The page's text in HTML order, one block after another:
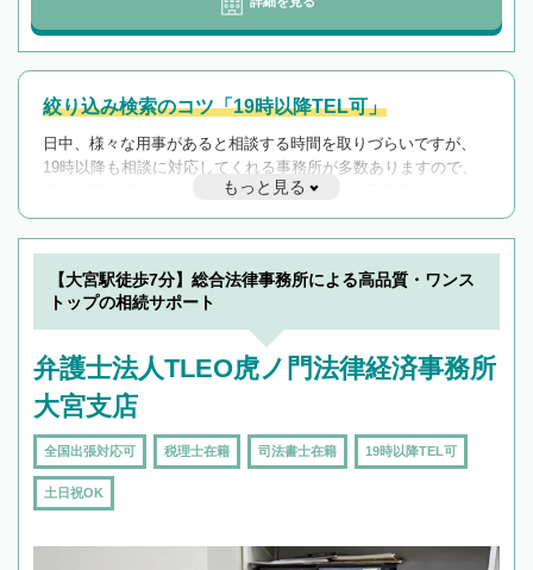
絞り込み検索のコツ「19時以降TEL可」
日中、様々な用事があると相談する時間を取りづらいですが、
19時以降も相談に対応してくれる事務所が多数ありますので、
遅い時間の相談が増えそうな場合はそのような事務所に絞り込
んで検索してみましょう。
19時以降TEL可の条件
を加えて再検索
もっと見る
【大宮駅徒歩7分】総合法律事務所による高品質・ワンス
トップの相続サポート
弁護士法人TLEO虎ノ門法律経済事務所
大宮支店
全国出張対応可 税理士在籍 司法書士在籍 19時以降TEL可
土日祝OK